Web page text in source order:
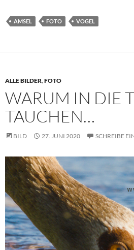
AMSEL FOTO VOGEL
ALLE BILDER,FOTO
WARUM IN DIE
TAUCHEN…
BILD 27. JUNI 2020 SCHREIBE